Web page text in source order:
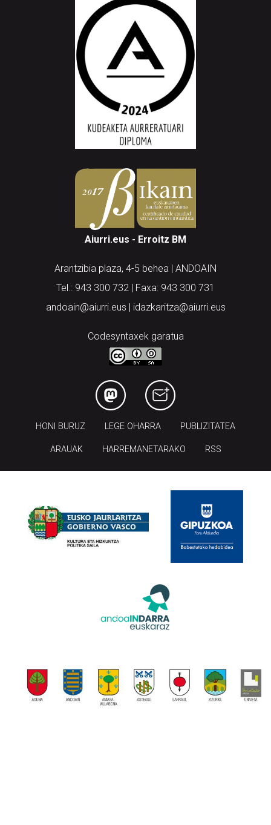
Aiurri.eus - Erroitz BM
Arantzibia plaza, 4-5 behea | ANDOAIN
Tel.: 943 300 732 | Faxa: 943 300 731
andoain@aiurri.eus | idazkaritza@aiurri.eus
Codesyntaxek garatua
HONI BURUZ LEGE OHARRA PUBLIZITATEA
ARAUAK HARREMANETARAKO RSS